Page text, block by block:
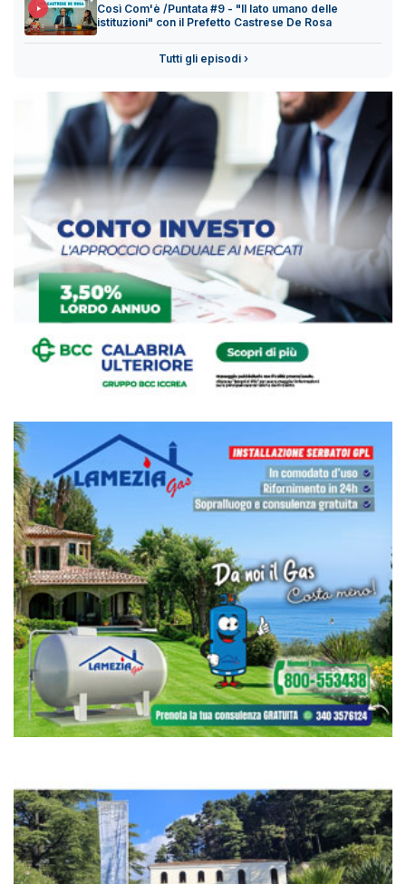
Così Com'è /Puntata #9 - "Il lato umano delle
istituzioni" con il Prefetto Castrese De Rosa
Tutti gli episodi ›